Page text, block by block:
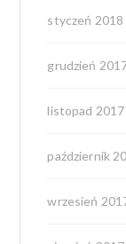
styczeń 2018
grudzień
listopad 2017
październik
wrzesień